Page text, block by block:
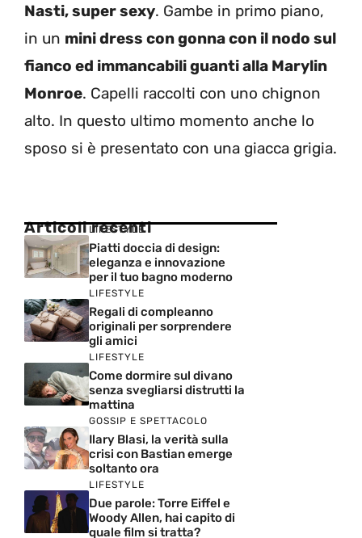
Nasti, super sexy. Gambe in primo piano,
in un mini dress con gonna con il nodo sul
fianco ed immancabili guanti alla Marylin
Monroe. Capelli raccolti con uno chignon
alto. In questo ultimo momento anche lo
sposo si è presentato con una giacca grigia.
Articoli recenti
LIFESTYLE
Piatti doccia di design:
eleganza e innovazione
per il tuo bagno moderno
LIFESTYLE
Regali di compleanno
originali per sorprendere
gli amici
LIFESTYLE
Come dormire sul divano
senza svegliarsi distrutti la
mattina
GOSSIP E SPETTACOLO
Ilary Blasi, la verità sulla
crisi con Bastian emerge
soltanto ora
LIFESTYLE
Due parole: Torre Eiffel e
Woody Allen, hai capito di
quale film si tratta?